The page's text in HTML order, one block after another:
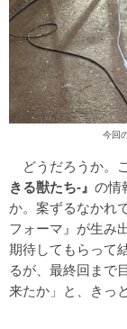
今回
どうだろうか。
きる獣たち-』 の情
か。案ずるなかれ
フォーマ』が生み
期待してもらって
るが、最終回まで
来たか」と、きっ